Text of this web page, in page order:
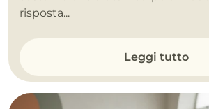
risposta...
Leggi tutto